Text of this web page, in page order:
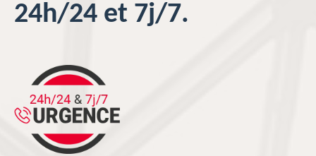
24h/24 et 7j/7.